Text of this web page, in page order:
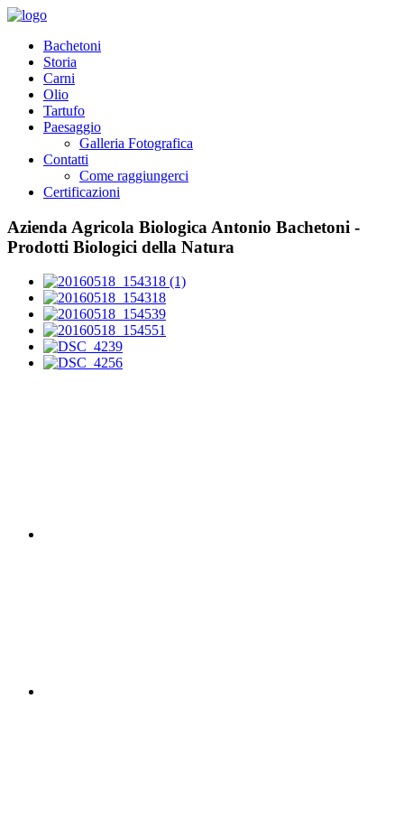
Bachetoni
Storia
Carni
Olio
Tartufo
Paesaggio
Galleria Fotografica
Contatti
Come raggiungerci
Certificazioni
Azienda Agricola Biologica Antonio Bachetoni -
Prodotti Biologici della Natura